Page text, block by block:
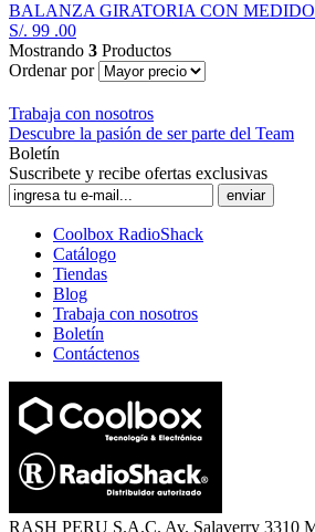
BALANZA GIRATORIA CON
S/. 99 .00
Mostrando 3 Productos
Ordenar por
Trabaja con nosotros
Descubre la pasión de ser parte del Team
Boletín
Suscribete y recibe ofertas exclusivas
enviar
Coolbox RadioShack
Catálogo
Tiendas
Blog
Trabaja con nosotros
Boletín
Contáctenos
RASH PERU S.A.C. Av. Salaverry 3310